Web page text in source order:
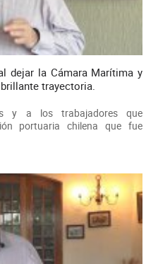
dejar la Cámara Marítima y
trayectoria.
y a los trabajadores que
portuaria chilena que fue